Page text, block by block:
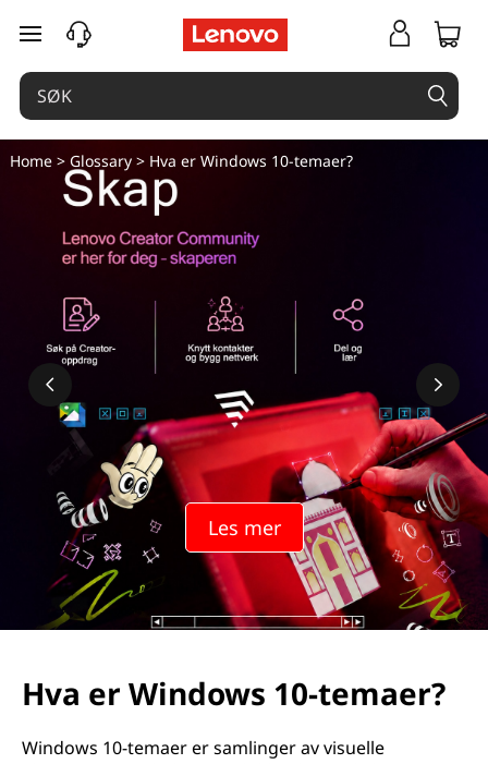
H
a
e
0
gå til hovedinnhold
Les mer
Home> Glossary> Hva er Windows 10-temaer?
Hva er Windows 10-temaer?
Windows 10-temaer er samlinger av visuelle